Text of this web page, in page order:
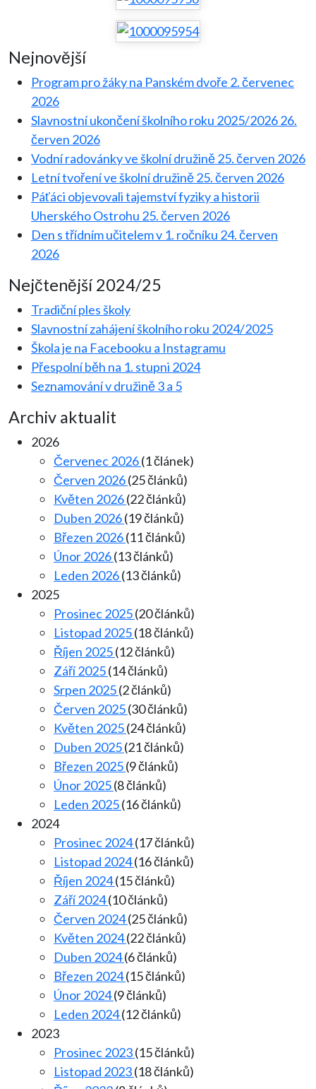
Nejnovější
Program pro žáky na Panském dvoře 2. červenec
2026
Slavnostní ukončení školního roku 2025/202626.
červen 2026
Vodní radovánky ve školní družině25. červen 2026
Letní tvoření ve školní družině25. červen 2026
Páťáci objevovali tajemství fyziky a historii
Uherského Ostrohu 25. červen 2026
Den s třídním učitelem v 1. ročníku 24. červen
2026
Nejčtenější 2024/25
Tradiční ples školy
Slavnostní zahájení školního roku 2024/2025
Škola je na Facebooku a Instagramu
Přespolní běh na 1. stupni 2024
Seznamování v družině 3 a 5
Archiv aktualit
2026
Červenec 2026(1 článek)
Červen 2026(25 článků)
Květen 2026(22 článků)
Duben 2026(19 článků)
Březen 2026(11 článků)
Únor 2026(13 článků)
Leden 2026(13 článků)
2025
Prosinec 2025(20 článků)
Listopad 2025(18 článků)
Říjen 2025(12 článků)
Září 2025(14 článků)
Srpen 2025(2 článků)
Červen 2025(30 článků)
Květen 2025(24 článků)
Duben 2025(21 článků)
Březen 2025(9 článků)
Únor 2025(8 článků)
Leden 2025(16 článků)
2024
Prosinec 2024(17 článků)
Listopad 2024(16 článků)
Říjen 2024(15 článků)
Září 2024(10 článků)
Červen 2024(25 článků)
Květen 2024(22 článků)
Duben 2024(6 článků)
Březen 2024(15 článků)
Únor 2024(9 článků)
Leden 2024(12 článků)
2023
Prosinec 2023(15 článků)
Listopad 2023(18 článků)